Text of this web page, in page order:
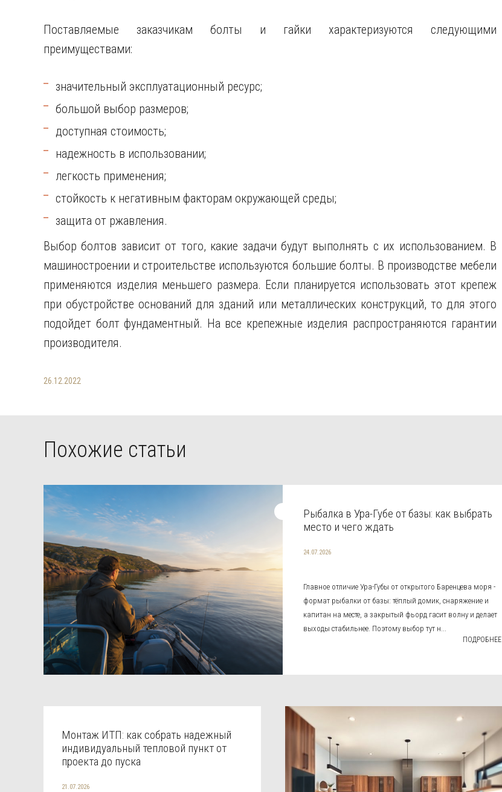
Поставляемые заказчикам болты и гайки характеризуются следующими
преимуществами:
значительный эксплуатационный ресурс;
большой выбор размеров;
доступная стоимость;
надежность в использовании;
легкость применения;
стойкость к негативным факторам окружающей среды;
защита от ржавления.
Выбор болтов зависит от того, какие задачи будут выполнять с их использованием. В
машиностроении и строительстве используются большие болты. В производстве мебели
применяются изделия меньшего размера. Если планируется использовать этот крепеж
при обустройстве оснований для зданий или металлических конструкций, то для этого
подойдет болт фундаментный. На все крепежные изделия распространяются гарантии
производителя.
26.12.2022
Похожие статьи
Рыбалка в Ура-Губе от базы: как выбрать
место и чего ждать
24.07.2026
Главное отличие Ура-Губы от открытого Баренцева моря -
формат рыбалки от базы: тёплый домик, снаряжение и
капитан на месте, а закрытый фьорд гасит волну и делает
выходы стабильнее. Поэтому выбор тут н...
ПОДРОБНЕЕ
Монтаж ИТП: как собрать надежный
индивидуальный тепловой пункт от
проекта до пуска
21.07.2026